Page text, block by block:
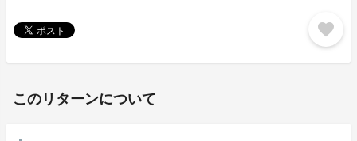
favorite
このリターンについて